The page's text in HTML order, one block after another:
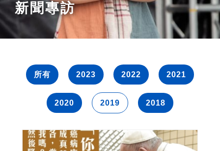
新聞專訪
所有 2023 2022 2021
2020 2019 2018